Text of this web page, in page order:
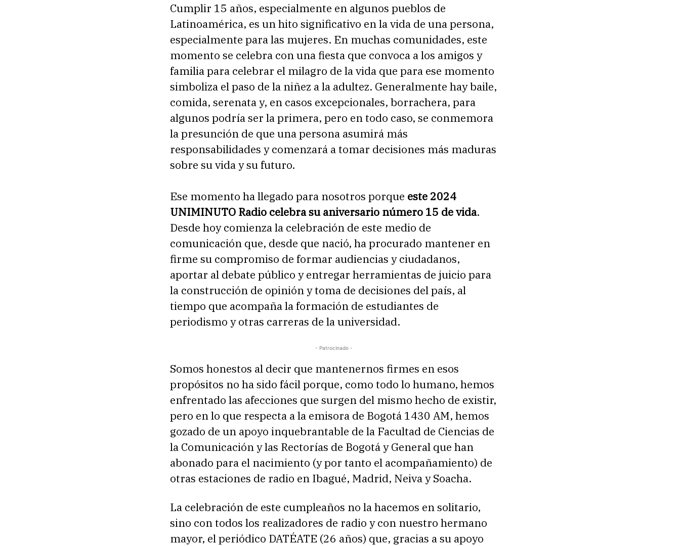
Cumplir 15 años, especialmente en algunos pueblos de
Latinoamérica, es un hito significativo en la vida de una persona,
especialmente para las mujeres. En muchas comunidades, este
momento se celebra con una fiesta que convoca a los amigos y
familia para celebrar el milagro de la vida que para ese momento
simboliza el paso de la niñez a la adultez. Generalmente hay baile,
comida, serenata y, en casos excepcionales, borrachera, para
algunos podría ser la primera, pero en todo caso, se conmemora
la presunción de que una persona asumirá más
responsabilidades y comenzará a tomar decisiones más maduras
sobre su vida y su futuro.
Ese momento ha llegado para nosotros porque este 2024
UNIMINUTO Radio celebra su aniversario número 15 de vida.
Desde hoy comienza la celebración de este medio de
comunicación que, desde que nació, ha procurado mantener en
firme su compromiso de formar audiencias y ciudadanos,
aportar al debate público y entregar herramientas de juicio para
la construcción de opinión y toma de decisiones del país, al
tiempo que acompaña la formación de estudiantes de
periodismo y otras carreras de la universidad.
- Patrocinado -
Somos honestos al decir que mantenernos firmes en esos
propósitos no ha sido fácil porque, como todo lo humano, hemos
enfrentado las afecciones que surgen del mismo hecho de existir,
pero en lo que respecta a la emisora de Bogotá 1430 AM, hemos
gozado de un apoyo inquebrantable de la Facultad de Ciencias de
la Comunicación y las Rectorías de Bogotá y General que han
abonado para el nacimiento (y por tanto el acompañamiento) de
otras estaciones de radio en Ibagué, Madrid, Neiva y Soacha.
La celebración de este cumpleaños no la hacemos en solitario,
sino con todos los realizadores de radio y con nuestro hermano
mayor, el periódico DATÉATE (26 años) que, gracias a su apoyo